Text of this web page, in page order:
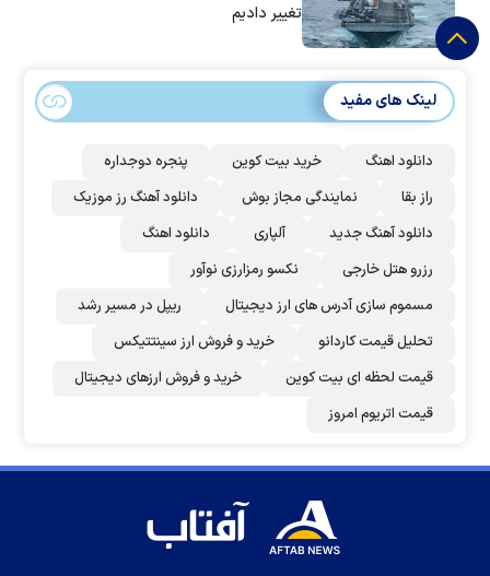
تغییر دادیم
لینک های مفید
دانلود اهنگ خرید بیت کوین
پنجره دوجداره
راز بقا
نمایندگی مجاز بوش
دانلود آهنگ رز‌ موزیک
دانلود آهنگ جدید
آلپاری
دانلود اهنگ
رزرو هتل خارجی
نکسو رمزارزی نوآور
مسموم سازی آدرس های ارز دیجیتال
ریپل در مسیر رشد
تحلیل قیمت کاردانو
خرید و فروش ارز سینتتیکس
قیمت لحظه ای بیت کوین
خرید و فروش ارزهای دیجیتال
قیمت اتریوم امروز